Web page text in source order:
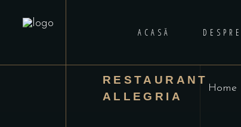
ACASĂ DESPRE
RESTAURANT
ALLEGRIA
Home